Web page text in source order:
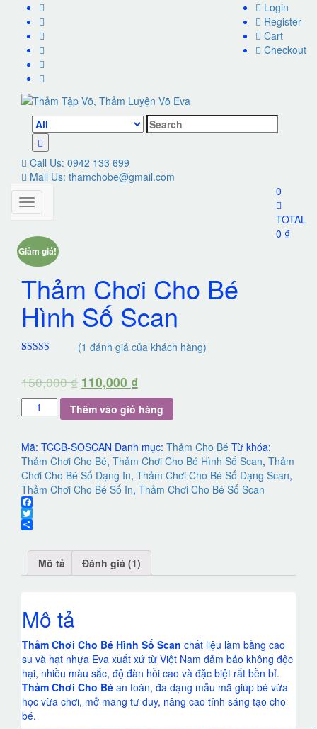
content
Login
Register
Cart
Checkout
Search
for:
Call Us: 0942 133 699
Mail Us: thamchobe@gmail.com
0
TOTAL
0 ₫
Giảm giá!
Thảm Chơi Cho Bé
Hình Số Scan
đánh giá
(1 đánh giá của khách hàng)
150,000₫ 110,000 ₫
Thảm
Chơi
Bé
Hình
Số
Scan
số
lượng
Thêm vào giỏ hàng
Mã: TCCB-SOSCAN Danh mục: Thảm Cho Bé Từ khóa:
Thảm Chơi Cho Bé, Thảm Chơi Cho Bé Hình Số Scan, Thảm
Chơi Cho Bé Số Dạng In, Thảm Chơi Cho Bé Số Dạng Scan,
Thảm Chơi Cho Bé Số In, Thảm Chơi Cho Bé Số Scan
Facebook
Twitter
Mô tả
Đánh giá (1)
Mô tả
Thảm Chơi Cho Bé Hình Số Scan chất liệu làm bằng cao
su và hạt nhựa Eva xuất xứ từ Việt Nam đảm bảo không độc
hại, nhiều màu sắc, độ đàn hồi cao và đặc biệt rất bền bỉ.
Thảm Chơi Cho Bé an toàn, đa dạng mẫu mã giúp bé vừa
học vừa chơi, mở mang tư duy, nâng cao tính sáng tạo cho
bé.